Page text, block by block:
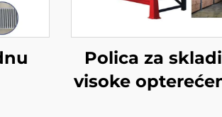
Polica za
visoke